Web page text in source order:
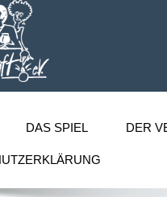
DAS SPIEL DER